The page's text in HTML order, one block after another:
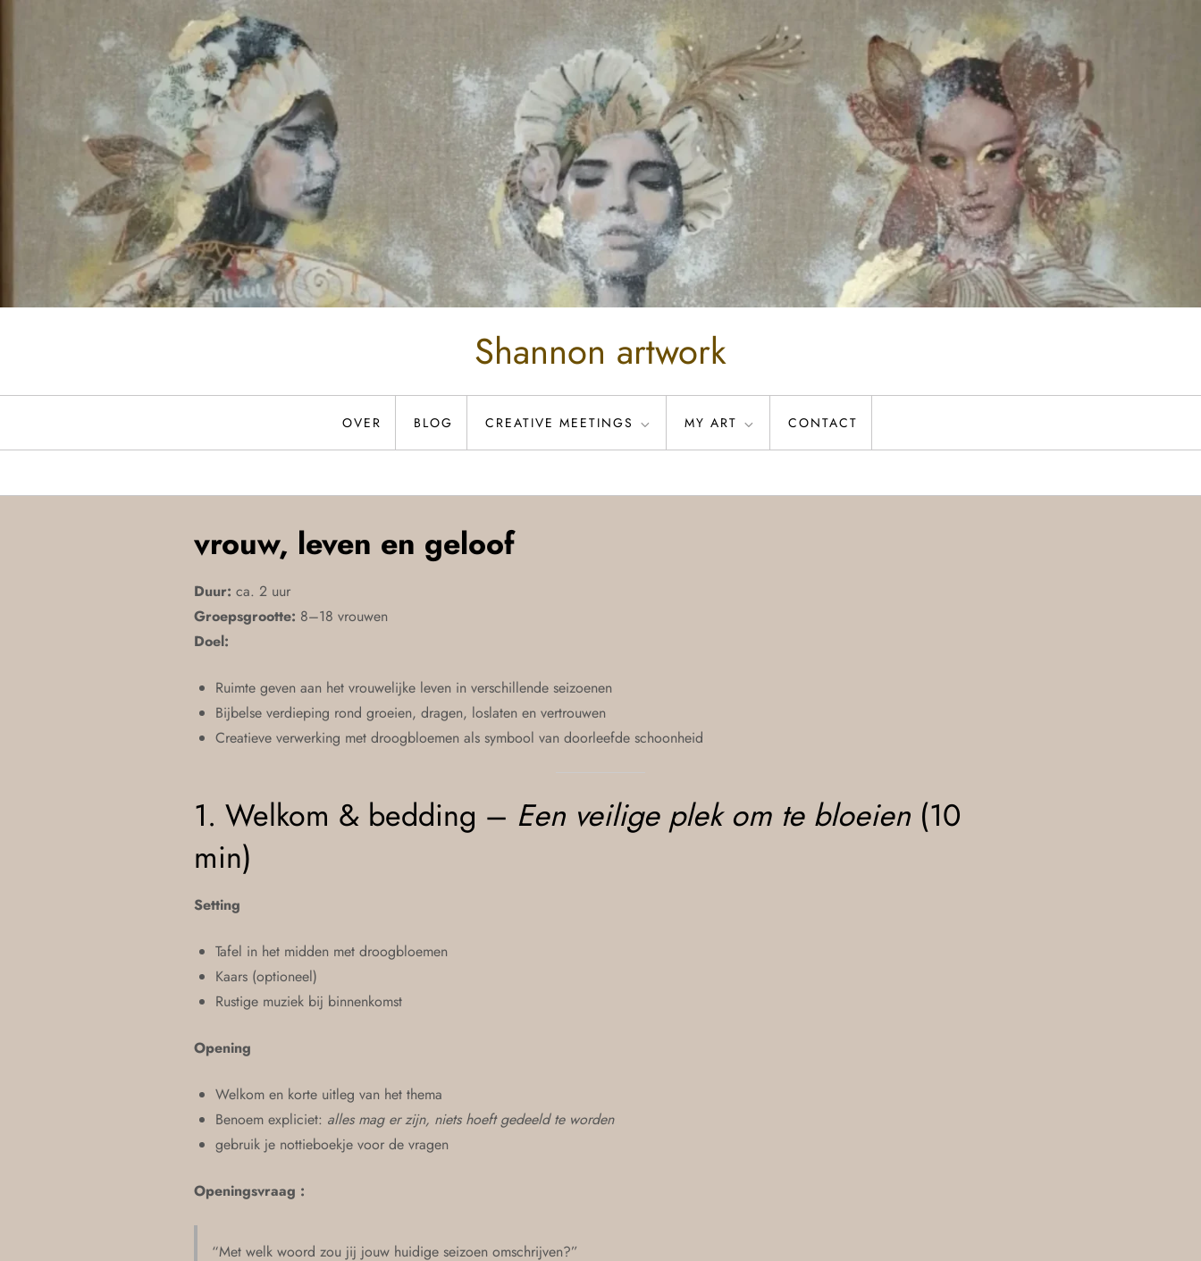
Shannon artwork
OVER BLOG CREATIVE MEETINGS MY ART CONTACT
vrouw, leven en geloof
Duur: ca. 2 uur
Groepsgrootte: 8–18 vrouwen
Doel:
Ruimte geven aan het vrouwelijke leven in verschillende seizoenen
Bijbelse verdieping rond groeien, dragen, loslaten en vertrouwen
Creatieve verwerking met droogbloemen als symbool van doorleefde schoonheid
1. Welkom & bedding – Een veilige plek om te bloeien(10
min)
Setting
Tafel in het midden met droogbloemen
Kaars (optioneel)
Rustige muziek bij binnenkomst
Opening
Welkom en korte uitleg van het thema
Benoem expliciet: alles mag er zijn, niets hoeft gedeeld te worden
gebruik je nottieboekje voor de vragen
Openingsvraag :
“Met welk woord zou jij jouw huidige seizoen omschrijven?”